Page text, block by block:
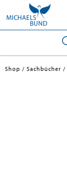
Shop Sachbücher